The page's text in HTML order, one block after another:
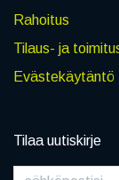
Rahoitus
Tilaus- ja
Evästekäytäntö
Tilaa uutiskirje